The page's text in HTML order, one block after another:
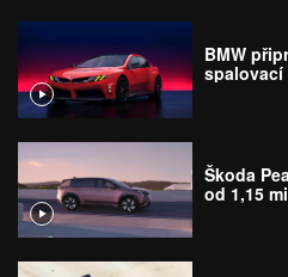
BMW
spalovací
Škoda
od 1,15